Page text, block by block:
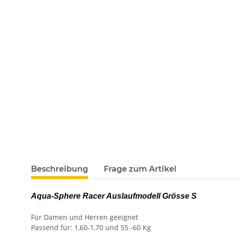
weitere Registerkarten anzeigen
Beschreibung Frage zum Artikel
Aqua-Sphere Racer Auslaufmodell Grösse S
Für Damen und Herren geeignet
Passend für: 1,60-1,70 und 55 -60 Kg